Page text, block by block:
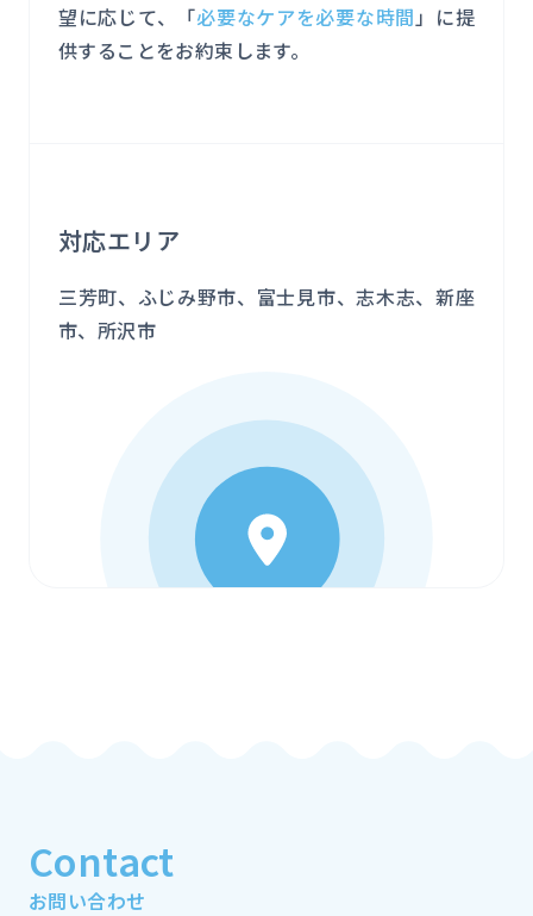
対応エリア
三芳町、ふじみ野市、富士見市、志木志、新座
市、所沢市
望に応じて、「必要なケアを必要な時間」に提
供することをお約束します。
Contact
お問い合わせ